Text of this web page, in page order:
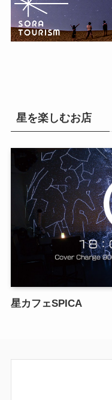
星を楽しむお店
星カフェSPICA